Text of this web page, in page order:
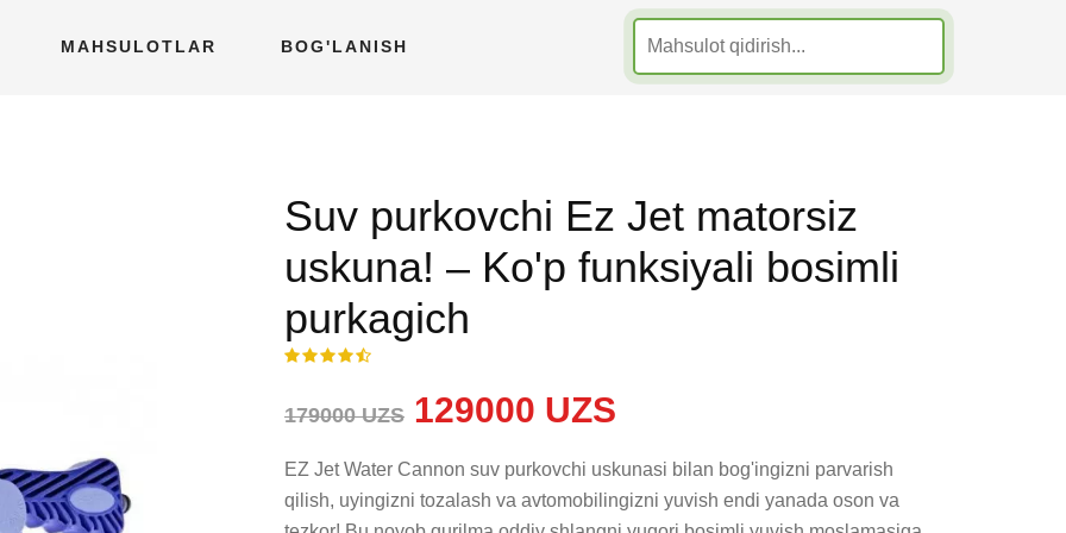
MAHSULOTLAR BOG'LANISH
Suv purkovchi Ez Jet matorsiz
uskuna! – Ko'p funksiyali bosimli
purkagich
179000 UZS 129000 UZS
EZ Jet Water Cannon suv purkovchi uskunasi bilan bog'ingizni parvarish
qilish, uyingizni tozalash va avtomobilingizni yuvish endi yanada oson va